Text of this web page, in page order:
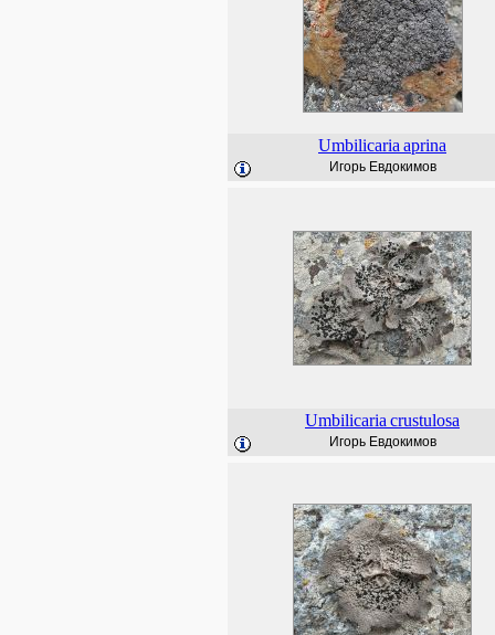
Umbilicaria aprina
Игорь Евдокимов
Umbilicaria crustulosa
Игорь Евдокимов